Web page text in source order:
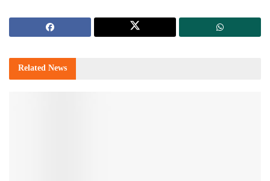
Related News